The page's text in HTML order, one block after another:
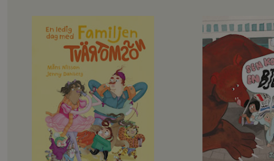
OM BOKEN
Det här är familjen Tvärtomsson -
en helt vanlig familj som har
kalsongerna utanpå byxorna,
precis som alla andra. Det är helg
och då ska familjen hitta på något
riktigt roligt, bestämmer barnen.
Det blir storstädning! NEEEEJ,
skriker föräldrarna, de vill gå till
badhuset och dinosauriemuseum!
Okej, suckar barnen, men först
måste föräldrarna få på sig skor och
OM BOKEN
Jempa och jag är
typ. Hennes
Hawaii, och så har
häftiga saker.
lasersvärd och en
Men det passar
alla häftiga saker.
– Det går inte nu,
städat, säger
på landet.
Jempa är också